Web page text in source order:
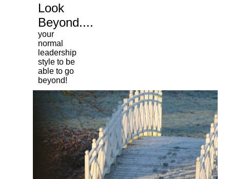
Look
Beyond....
your
normal
leadership
style to be
able to go
beyond!